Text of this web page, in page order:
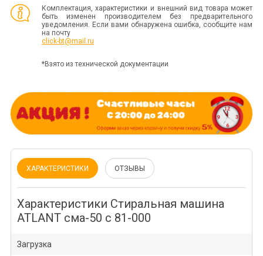
Комплектация, характеристики и внешний вид товара может
быть изменен производителем без предварительного
уведомления. Если вами обнаружена ошибка, сообщите нам
на почту
click-bt@mail.ru
*Взято из технической документации
ХАРАКТЕРИСТИКИ ОТЗЫВЫ
Характеристики Стиральная машина
ATLANT сма-50 с 81-000
Загрузка